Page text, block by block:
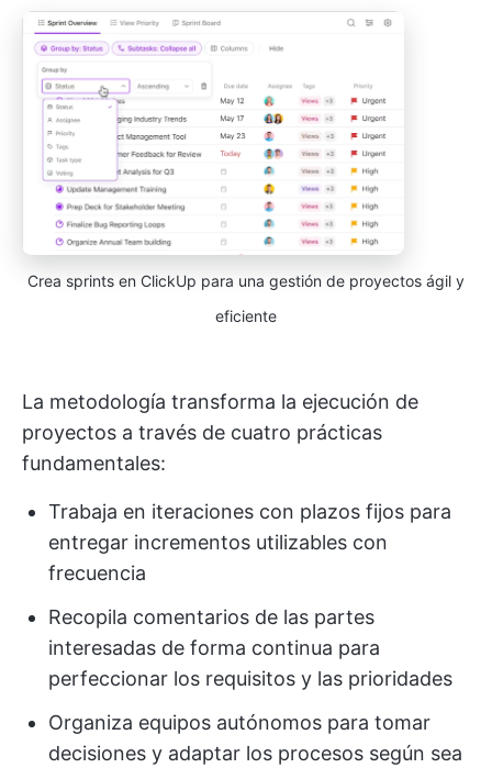
Crea sprints en ClickUp para una gestión de proyectos ágil y
eficiente
La metodología transforma la ejecución de
proyectos a través de cuatro prácticas
fundamentales:
Trabaja en iteraciones con plazos fijos para
entregar incrementos utilizables con
frecuencia
Recopila comentarios de las partes
interesadas de forma continua para
perfeccionar los requisitos y las prioridades
Organiza equipos autónomos para tomar
decisiones y adaptar los procesos según sea